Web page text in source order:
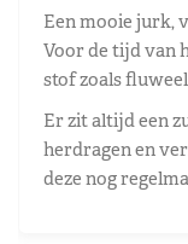
Een mooie jurk,
Voor de tijd van
stof zoals
Er zit altijd een
herdragen en
deze nog